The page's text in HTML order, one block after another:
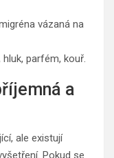
vázaná na
parfém, kouř.
a
ale existují
Pokud se